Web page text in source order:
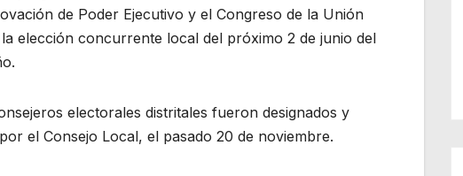
de Poder Ejecutivo y el Congreso de la Unión
la elección concurrente local del próximo 2 de junio del
electorales distritales fueron designados y
el Consejo Local, el pasado 20 de noviembre.